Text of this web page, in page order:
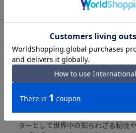
アフターサービス お買
カナナプロジェクト PJ-14
人気番組「世界ふしぎ発見！」(ＴＢ
ターとして世界中の知られざる秘境